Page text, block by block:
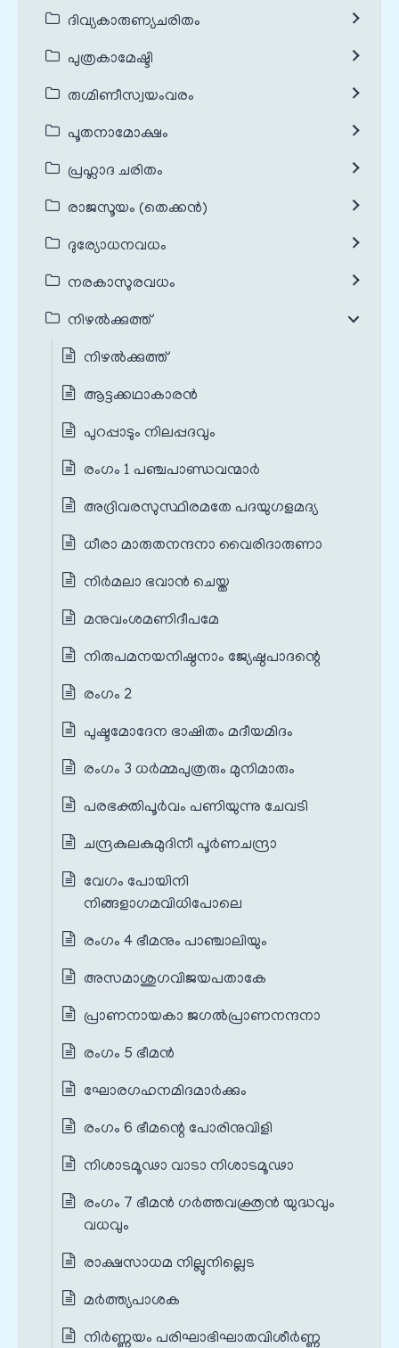
ദിവ്യകാരുണ്യചരിതം
പുത്രകാമേഷ്ടി
രുഗ്മിണീസ്വയംവരം
പൂതനാമോക്ഷം
പ്രഹ്ലാദ ചരിതം
രാജസൂയം (തെക്കൻ)
ദുര്യോധനവധം
നരകാസുരവധം
നിഴൽക്കുത്ത്
നിഴൽക്കുത്ത്
ആട്ടക്കഥാകാരൻ
പുറപ്പാടും നിലപ്പദവും
രംഗം 1 പഞ്ചപാണ്ഡവന്മാർ
അദ്രിവരസുസ്ഥിരമതേ പദയുഗളമദ്യ
ധീരാ മാരുതനന്ദനാ വൈരിദാരുണാ
നിർമലാ ഭവാൻ ചെയ്ത
മനുവംശമണിദീപമേ
നിരുപമനയനിഷ്ഠനാം ജ്യേഷ്ഠപാദന്റെ
രംഗം 2
പുഷ്ടമോദേന ഭാഷിതം മദീയമിദം
രംഗം 3 ധർമ്മപുത്രരും മുനിമാരും
പരഭക്തിപൂർവം പണിയുന്നു ചേവടി
ചന്ദ്രകുലകുമുദിനീ പൂർണചന്ദ്രാ
വേഗം പോയിനി
നിങ്ങളാഗമവിധിപോലെ
രംഗം 4 ഭീമനും പാഞ്ചാലിയും
അസമാശുഗവിജയപതാകേ
പ്രാണനായകാ ജഗൽപ്രാണനന്ദനാ
രംഗം 5 ഭീമൻ
ഘോരഗഹനമിദമാർക്കും
രംഗം 6 ഭീമന്റെ പോരിനുവിളി
നിശാടമൂഢാ വാടാ നിശാടമൂഢാ
രംഗം 7 ഭീമൻ ഗർത്തവക്ത്രൻ യുദ്ധവും
വധവും
രാക്ഷസാധമ നില്ലുനില്ലെട
മർത്ത്യപാശക
നിർണ്ണയം പരിഘാഭിഘാതവിശീർണ്ണ